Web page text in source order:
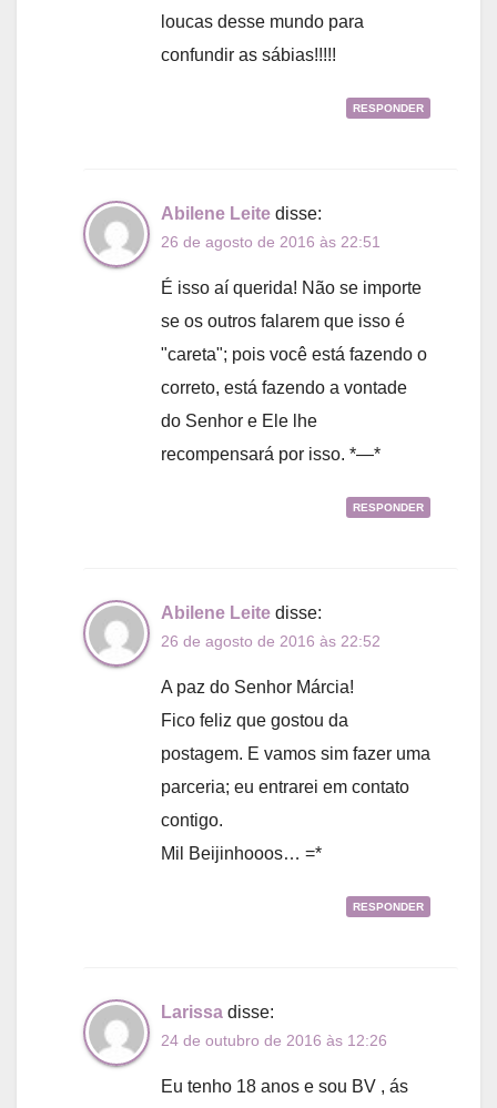
loucas desse mundo para
confundir as sábias!!!!!
RESPONDER
Abilene Leite disse:
26 de agosto de 2016 às 22:51
É isso aí querida! Não se importe
se os outros falarem que isso é
"careta"; pois você está fazendo o
correto, está fazendo a vontade
do Senhor e Ele lhe
recompensará por isso. *—*
RESPONDER
Abilene Leite disse:
26 de agosto de 2016 às 22:52
A paz do Senhor Márcia!
Fico feliz que gostou da
postagem. E vamos sim fazer uma
parceria; eu entrarei em contato
contigo.
Mil Beijinhooos… =*
RESPONDER
Larissa disse:
24 de outubro de 2016 às 12:26
Eu tenho 18 anos e sou BV , ás